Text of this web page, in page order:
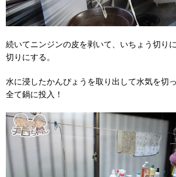
続いてニンジンの皮を剥いて、いちょう切り
切りにする。
水に浸したかんぴょうを取り出して水気を切
全て鍋に投入！